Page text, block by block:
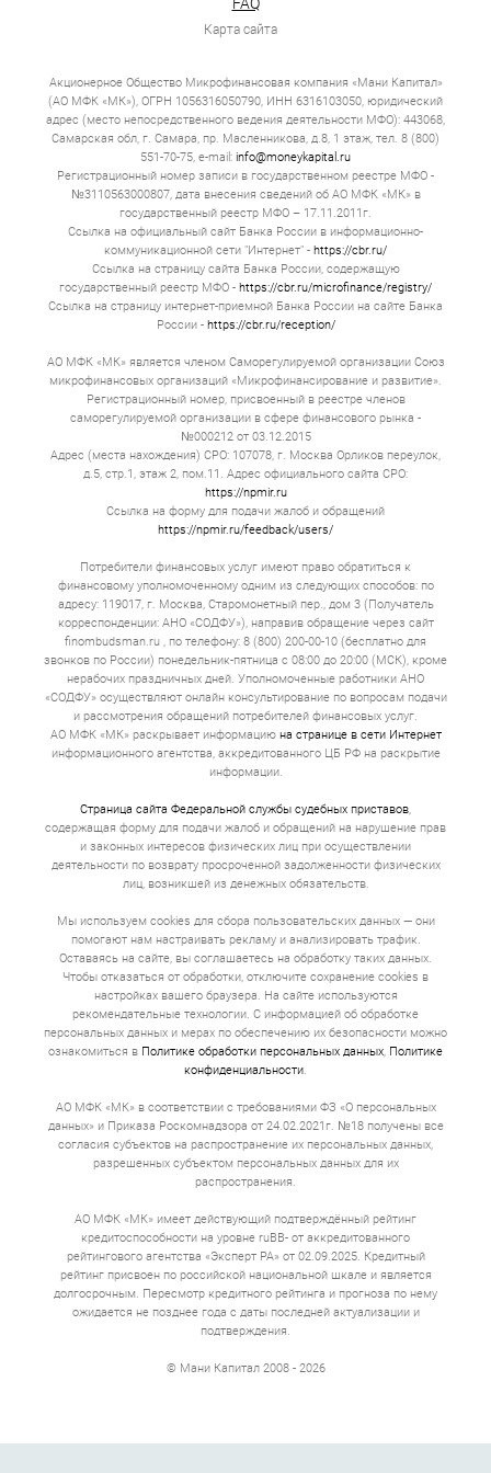
обучение или решить другие крупные задачи.
получить предварительное решение за 10–15 минут.
Затем останется только приехать на экспертизу. Это
занимает не более часа. Можно также договориться о
выезде эксперта на дом.
Деньги по займу переводят на карту, отправляют
электронным переводом или выдают наличными в
Сумма займа зависит от рыночной цены. В среднем
организации предоставляют от 60 до 80 %. ТС должно
быть на ходу и не иметь критических повреждений,
влияющих на безопасность или ликвидность.
Например, битых или гнилых элементов рамы или
кузова. Незначительные дефекты, такие как царапины,
оценочную стоимость. Ограничений по году выпуска
нет, но чем новее, тем выше возможная сумма займа.
Залогом могут быть легковушки, грузовики,
специальная техника, мотоциклы.
Ставка по займам под залог ПТС меньше, чем по
необеспеченным микрокредитам, потому что
транспорт служит гарантией возврата денег.
Срок займа может быть как коротким, так и
необходимости можно продлить займ или закрыть его
досрочно без штрафов. Некоторые компании
предлагают специальные условия для постоянных
клиентов, но их наличие и выгодность стоит уточнять
перед подписанием.
При рассмотрении заявки в первую очередь
учитывается не кредитная история, а ликвидность
залога и ваша способность вернуть займ. Отдельные
просрочки в прошлом не ведут к автоматическому
отказу. Однако банкротство или текущая крупная
задолженность могут существенно снизить шансы на
одобрение или ухудшить условия.
Главные требования следующие. Важно подтвердить,
что автотранспорт в вашей собственности, не
находится в розыске и не был заложенным ранее.
Потребуется паспорт заёмщика, ПТС, свидетельство о
регистрации. В некоторых случаях дополнительно
Плюсы займа под залог ПТС
➔ Скорость. На оформление и выдачу займа обычно
уходит от двух до трёх часов. В некоторых случаях
процесс может занять один рабочий день. Вам не
придется собирать справки, подтверждающие
занятость, или искать поручителей.
➔ Сниженный % по займу. Залог служит гарантией
возврата суммы займа и процентов по нему. Поэтому
ставки по таким займам ниже, чем по необеспеченным
микрозаймам.
➔ Деньги на свои цели. Полученный займ под залог вы
можете потратить так, как считаете нужным. Это
покупка оборудования, ремонт квартиры или
путешествие.
➔ Гибкие условия. Срок для возврата займа под ПТС
устанавливают до 5 лет. Процентная ставка
фиксируется. Расчет минимального ежемесячного
взноса легко производится с помощью калькулятора
на сайте. Иногда предлагают предоставление
проценты. Для постоянных клиентов проводятся
Минусы
Карта сайта
Акционерное Общество Микрофинансовая компания «Мани Капитал»
(АО МФК «МК»), ОГРН 1056316050790, ИНН 6316103050, юридический
адрес (место непосредственного ведения деятельности МФО): 443068,
Самарская обл, г. Самара, пр. Масленникова, д.8, 1 этаж, тел. 8 (800)
551-70-75, e-mail: info@moneykapital.ru
Регистрационный номер записи в государственном реестре МФО -
№3110563000807, дата внесения сведений об АО МФК «МК» в
государственный реестр МФО – 17.11.2011г.
Ссылка на официальный сайт Банка России в информационно-
коммуникационной сети "Интернет" - https://cbr.ru/
Ссылка на страницу сайта Банка России, содержащую
государственный реестр МФО - https://cbr.ru/microfinance/registry/
Ссылка на страницу интернет-приемной Банка России на сайте Банка
России - https://cbr.ru/reception/
АО МФК «МК» является членом Саморегулируемой организации Союз
микрофинансовых организаций «Микрофинансирование и развитие».
Регистрационный номер, присвоенный в реестре членов
саморегулируемой организации в сфере финансового рынка -
№000212 от 03.12.2015
Адрес (места нахождения) СРО: 107078, г. Москва Орликов переулок,
д.5, стр.1, этаж 2, пом.11. Адрес официального сайта СРО:
https://npmir.ru
Ссылка на форму для подачи жалоб и обращений
https://npmir.ru/feedback/users/
Потребители финансовых услуг имеют право обратиться к
финансовому уполномоченному одним из следующих способов: по
адресу: 119017, г. Москва, Старомонетный пер., дом 3 (Получатель
корреспонденции: АНО «СОДФУ»), направив обращение через сайт
finombudsman.ru , по телефону: 8 (800) 200-00-10 (бесплатно для
звонков по России) понедельник-пятница с 08:00 до 20:00 (МСК), кроме
нерабочих праздничных дней. Уполномоченные работники АНО
«СОДФУ» осуществляют онлайн консультирование по вопросам подачи
и рассмотрения обращений потребителей финансовых услуг.
АО МФК «МК» раскрывает информацию на странице в сети Интернет
информационного агентства, аккредитованного ЦБ РФ на раскрытие
информации.
Страница сайта Федеральной службы судебных приставов,
содержащая форму для подачи жалоб и обращений на нарушение прав
и законных интересов физических лиц при осуществлении
деятельности по возврату просроченной задолженности физических
лиц, возникшей из денежных обязательств.
Мы используем cookies для сбора пользовательских данных — они
помогают нам настраивать рекламу и анализировать трафик.
Оставаясь на сайте, вы соглашаетесь на обработку таких данных.
Чтобы отказаться от обработки, отключите сохранение cookies в
настройках вашего браузера. На сайте используются
рекомендательные технологии. С информацией об обработке
персональных данных и мерах по обеспечению их безопасности можно
ознакомиться в Политике обработки персональных данных, Политике
конфиденциальности.
АО МФК «МК» в соответствии с требованиями ФЗ «О персональных
данных» и Приказа Роскомнадзора от 24.02.2021г. №18 получены все
согласия субъектов на распространение их персональных данных,
разрешенных субъектом персональных данных для их
распространения.
АО МФК «МК» имеет действующий подтверждённый рейтинг
кредитоспособности на уровне ruBB- от аккредитованного
рейтингового агентства «Эксперт РА» от 02.09.2025. Кредитный
рейтинг присвоен по российской национальной шкале и является
долгосрочным. Пересмотр кредитного рейтинга и прогноза по нему
ожидается не позднее года с даты последней актуализации и
подтверждения.
© Мани Капитал 2008 - 2026